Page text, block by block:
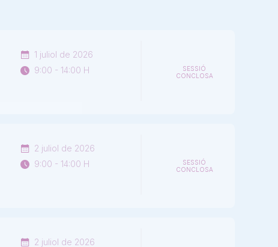
SESSIÓ
CONCLOSA
1 juliol de 2026
9:00 - 14:00 H
SESSIÓ
CONCLOSA
2 juliol de 2026
9:00 - 14:00 H
2 juliol de 2026